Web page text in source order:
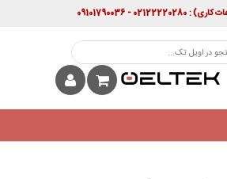
کاری): 02122220280 - 09101790036